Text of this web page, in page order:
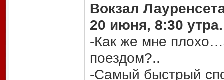
Вокзал
20 июня, 8:30 утра.
-Как же мне
поездом?..
-Самый быстрый